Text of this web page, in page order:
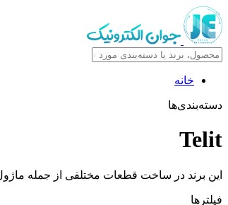
خانه
دسته‌بندی‌ها
Telit
این برند در ساخت قطعات مختلفی از جمله
فیلترها